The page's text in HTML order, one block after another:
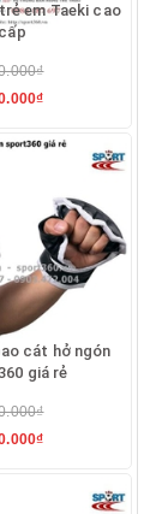
em Taeki cao
cấp
cát hở ngón
giá rẻ